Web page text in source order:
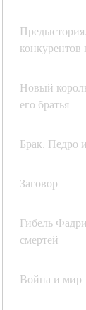
конкурентов
Новый
его братья
Брак. Педро
Заговор
Гибель
смертей
Война и мир